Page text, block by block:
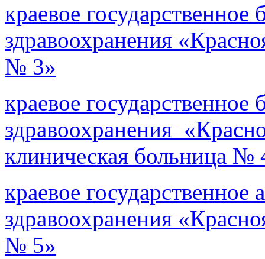
краевое
здравоохранения
№ 3»
краевое
здравоохранения
клиническая больница №
краевое
здравоохранения
№ 5»